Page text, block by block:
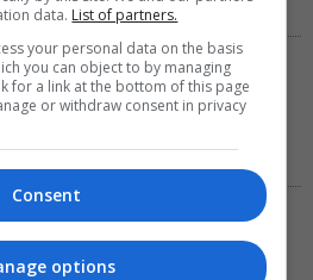
η TV παίζει σε…
Nolan mode
για το ΣΚ 8-9 Αυγούστου
data. List of partners.
your personal data on the basis
you can object to by managing
for a link at the bottom of this page
or withdraw consent in privacy
Consent
options